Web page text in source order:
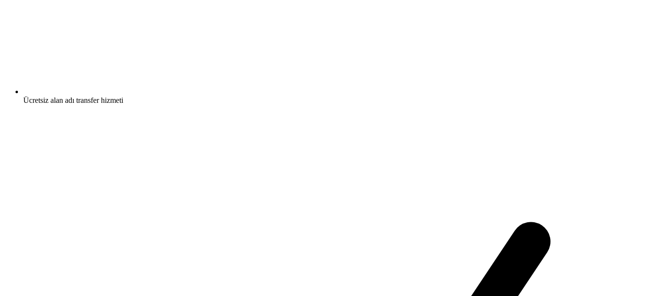
Ücretsiz alan adı transfer hizmeti